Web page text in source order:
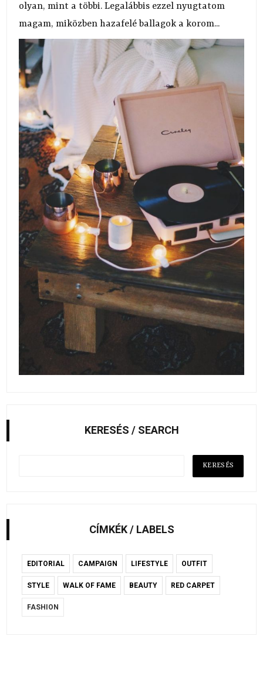
olyan, mint a többi. Legalábbis ezzel nyugtatom
magam, miközben hazafelé ballagok a korom...
KERESÉS / SEARCH
CÍMKÉK / LABELS
EDITORIAL CAMPAIGN LIFESTYLE OUTFIT
STYLE WALK OF FAME BEAUTY RED CARPET
FASHION